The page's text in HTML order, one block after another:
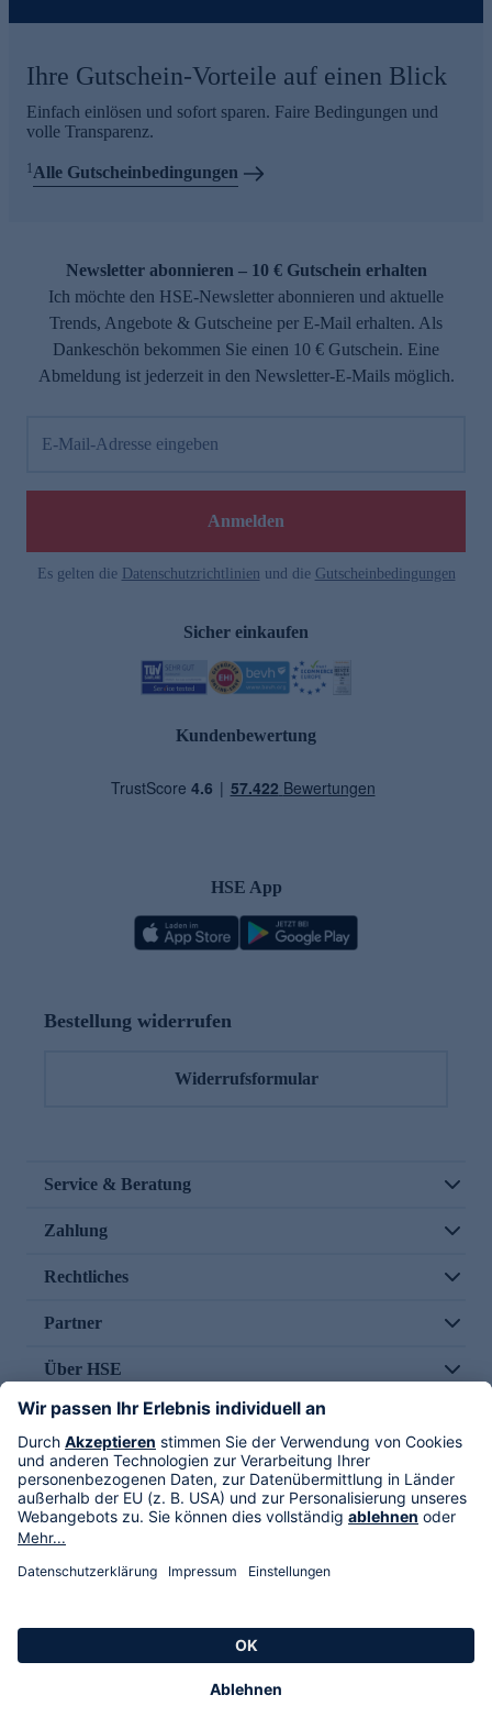
Ihre Gutschein-Vorteile auf einen Blick
Einfach einlösen und sofort sparen. Faire Bedingungen und
volle Transparenz.
1Alle Gutscheinbedingungen
Newsletter abonnieren – 10 € Gutschein erhalten
Ich möchte den HSE-Newsletter abonnieren und aktuelle
Trends, Angebote & Gutscheine per E-Mail erhalten. Als
Dankeschön bekommen Sie einen 10 € Gutschein. Eine
Abmeldung ist jederzeit in den Newsletter-E-Mails möglich.
E-Mail-Adresse eingeben
Anmelden
Es gelten die Datenschutzrichtlinien und die Gutscheinbedingungen
Sicher einkaufen
Kundenbewertung
HSE App
Bestellung widerrufen
Widerrufsformular
Service & Beratung
Zahlung
Rechtliches
Partner
Über HSE
Im TV
HSE International